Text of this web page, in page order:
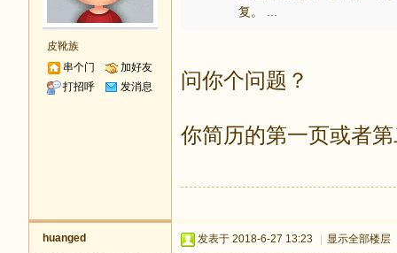
皮靴族
串个门
加好友
打招呼
发消息
复。 ...
问你个问题？
你简历的第一页或者
huanged 发表于 2018-6-27 13:23 显示全部楼层